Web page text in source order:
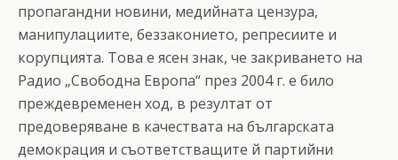
пропагандни новини, медийната цензура,
манипулациите, беззаконието, репресиите и
корупцията. Това е ясен знак, че закриването на
Радио „Свободна Европа“ през 2004 г. е било
преждевременен ход, в резултат от
предоверяване в качествата на българската
демокрация и съответстващите й партийни